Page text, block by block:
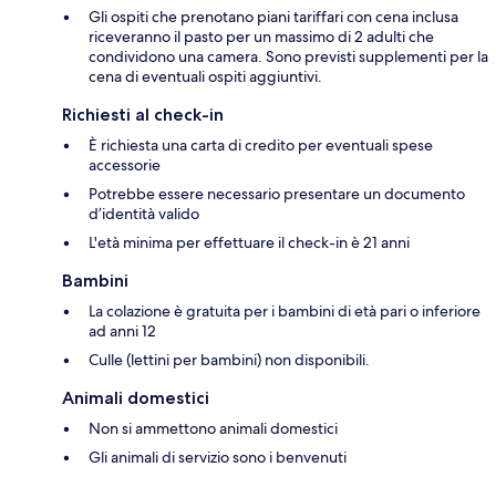
Gli ospiti che prenotano piani tariffari con cena inclusa
riceveranno il pasto per un massimo di 2 adulti che
condividono una camera. Sono previsti supplementi per la
cena di eventuali ospiti aggiuntivi.
Richiesti al check-in
È richiesta una carta di credito per eventuali spese
accessorie
Potrebbe essere necessario presentare un documento
d’identità valido
L'età minima per effettuare il check-in è 21 anni
Bambini
La colazione è gratuita per i bambini di età pari o inferiore
ad anni 12
Culle (lettini per bambini) non disponibili.
Animali domestici
Non si ammettono animali domestici
Gli animali di servizio sono i benvenuti